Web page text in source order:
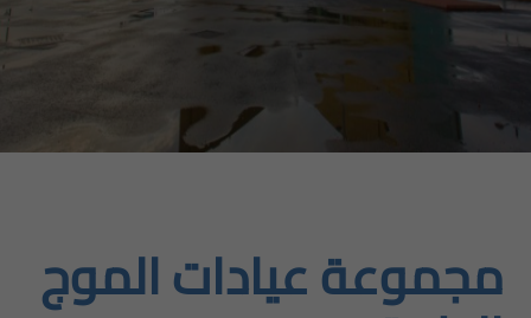
مجموعة عيادات الموج